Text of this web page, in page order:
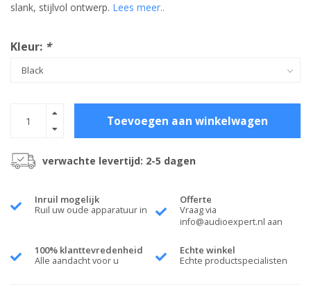
slank, stijlvol ontwerp. Lees meer..
Kleur: *
Toevoegen aan winkelwagen
verwachte levertijd: 2-5 dagen
Inruil mogelijk
Ruil uw oude apparatuur in
Offerte
Vraag via
info@audioexpert.nl aan
100% klanttevredenheid
Alle aandacht voor u
Echte winkel
Echte productspecialisten